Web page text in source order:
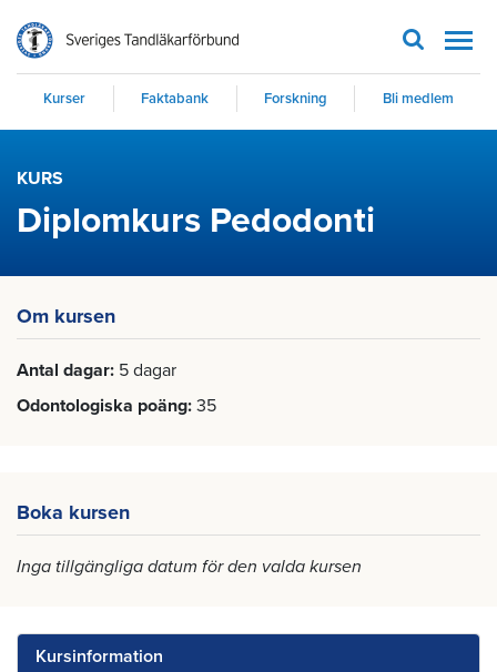
Kurser Faktabank Forskning Bli medlem
KURS
Diplomkurs Pedodonti
Om kursen
Antal dagar 5 dagar
Odontologiska poäng 35
Boka kursen
Inga tillgängliga datum för den valda kursen
Kursinformation